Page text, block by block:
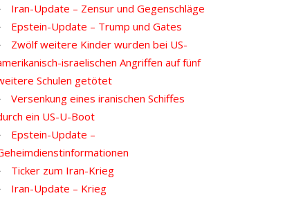
Iran-Update – Zensur und Gegenschläge
Epstein-Update – Trump und Gates
Zwölf weitere Kinder wurden bei US-
israelischen Angriffen auf fünf
Schulen getötet
Versenkung eines iranischen Schiffes
ein US-U-Boot
Epstein-Update –
Ticker zum Iran-Krieg
Iran-Update – Krieg